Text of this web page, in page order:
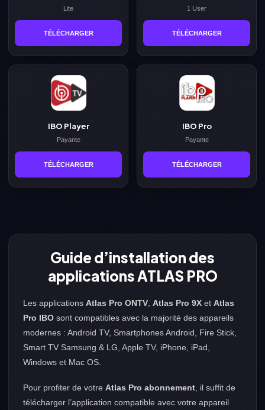
Lite
TÉLÉCHARGER
1 User
TÉLÉCHARGER
IBO Player
Payante
TÉLÉCHARGER
IBO Pro
Payante
TÉLÉCHARGER
Guide d’installation des
applications ATLAS PRO
Les applications Atlas Pro ONTV Atlas Pro 9X et Atlas
Pro IBO sont compatibles avec la majorité des appareils
modernes : Android TV, Smartphones Android, Fire Stick,
Smart TV Samsung & LG, Apple TV, iPhone, iPad,
Windows et Mac OS.
Pour profiter de votre Atlas Pro abonnement , il suffit de
télécharger l’application compatible avec votre appareil